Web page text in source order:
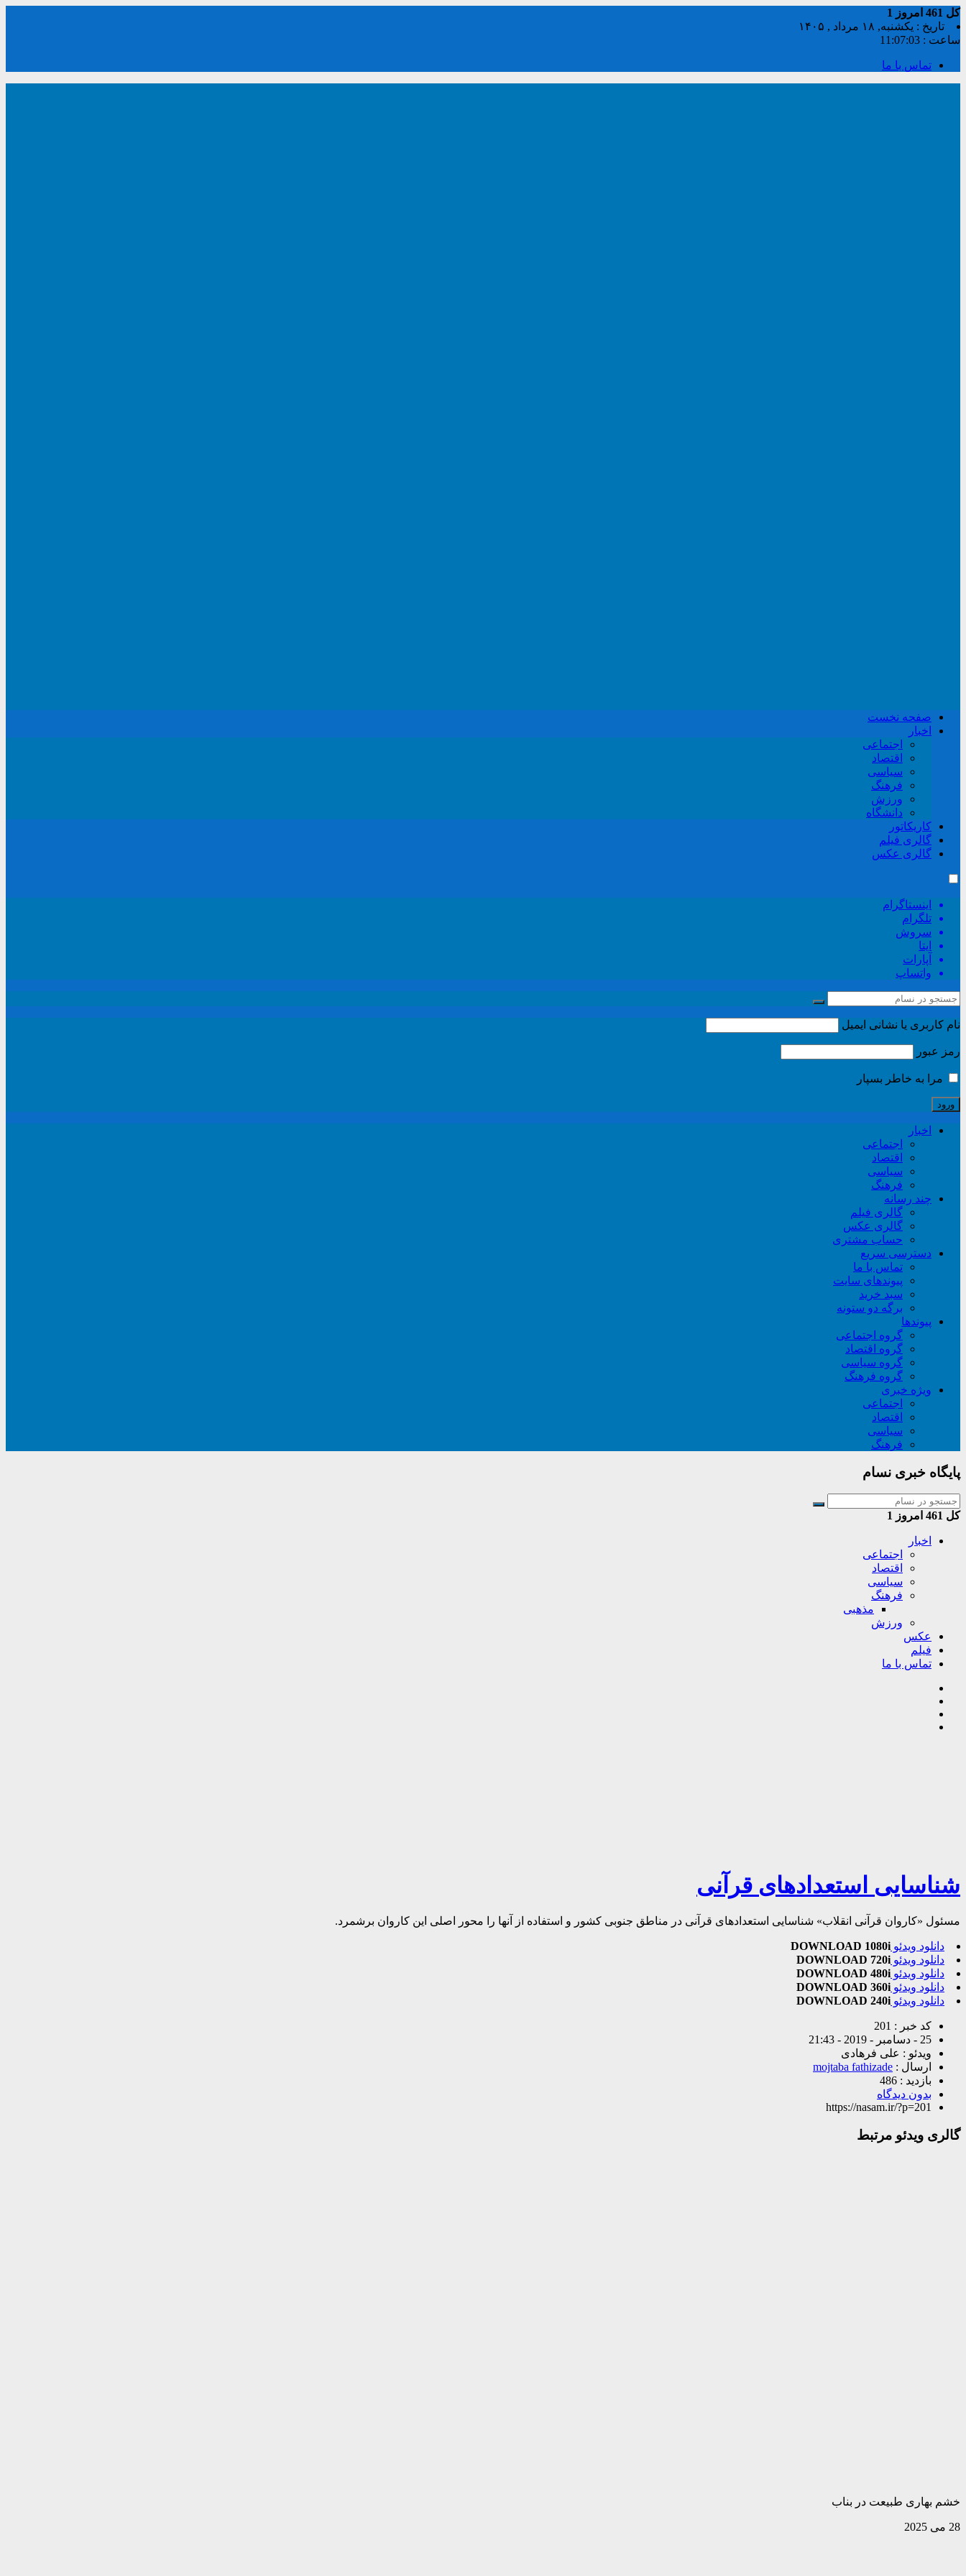
کل امروز
1
تاریخ : یکشنبه, ۱۸ مرداد , ۱۴۰۵
ساعت : 11:07:04
تماس با ما
صفحه نخست
اخبار
اجتماعی
اقتصاد
سیاسی
فرهنگ
ورزش
دانشگاه
کاریکاتور
گالری فیلم
گالری عکس
اینستاگرام
تلگرام
سروش
ایتا
آپارات
واتساپ
نام کاربری یا نشانی ایمیل
رمز عبور
مرا به خاطر بسپار
اخبار
اجتماعی
اقتصاد
سیاسی
فرهنگ
چند رسانه
گالری فیلم
گالری عکس
حساب مشتری
دسترسی سریع
تماس با ما
پیوندهای سایت
سبد خريد
برگه دو ستونه
پیوندها
گروه اجتماعی
گروه اقتصاد
گروه سیاسی
گروه فرهنگ
ویژه خبری
اجتماعی
اقتصاد
سیاسی
فرهنگ
پایگاه خبری نسام
کل امروز 1
اخبار
اجتماعی
اقتصاد
سیاسی
فرهنگ
مذهبی
ورزش
عکس
فیلم
تماس با ما
شناسایی استعدادهای قرآنی
مسئول «کاروان قرآنی انقلاب» شناسایی استعدادهای قرآنی در مناطق جنوبی کشور و استفاده از آنها را محور اصلی این کاروان برشمرد.
دانلود ویدئو DOWNLOAD 1080i
دانلود ویدئو DOWNLOAD 720i
دانلود ویدئو DOWNLOAD 480i
دانلود ویدئو DOWNLOAD 360i
دانلود ویدئو DOWNLOAD 240i
کد خبر : 201
25 - دسامبر - 2019 - 21:43
ویدئو : علی فرهادی
ارسال : mojtaba fathizade
بازدید : 486
بدون دیدگاه
https://nasam.ir/?p=201
گالری ویدئو مرتبط
خشم بهاری طبیعت در بناب
28 می 2025